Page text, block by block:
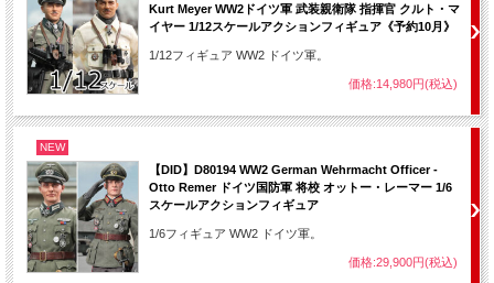
Kurt Meyer WW2ドイツ軍 武装親衛隊 指揮官 クルト・マ
イヤー 1/12スケールアクションフィギュア《予約10月》
1/12フィギュア WW2 ドイツ軍。
価格:14,980円(税込)
NEW
【DID】D80194 WW2 German Wehrmacht Officer -
Otto Remer ドイツ国防軍 将校 オットー・レーマー 1/6
スケールアクションフィギュア
1/6フィギュア WW2 ドイツ軍。
価格:29,900円(税込)